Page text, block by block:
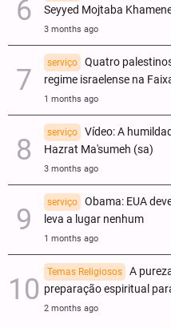
Seyyed Mojtaba
3 months ago
serviço
Quatro
regime israelense na
1 months ago
serviço
Vídeo: A
Hazrat Ma'sumeh (sa)
3 months ago
serviço
Obama: EUA
leva a lugar nenhum
1 months ago
Temas Religiosos
A
preparação espiritual
2 months ago